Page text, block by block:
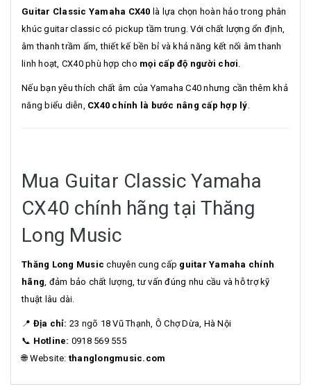
Guitar Classic Yamaha CX40 là lựa chọn hoàn hảo trong phân
khúc guitar classic có pickup tầm trung. Với chất lượng ổn định,
âm thanh trầm ấm, thiết kế bền bỉ và khả năng kết nối âm thanh
linh hoạt, CX40 phù hợp cho mọi cấp độ người chơi.
Nếu bạn yêu thích chất âm của Yamaha C40 nhưng cần thêm khả
năng biểu diễn, CX40 chính là bước nâng cấp hợp lý.
Mua Guitar Classic Yamaha
CX40 chính hãng tại Thăng
Long Music
Thăng Long Music chuyên cung cấp guitar Yamaha chính
hãng, đảm bảo chất lượng, tư vấn đúng nhu cầu và hỗ trợ kỹ
thuật lâu dài.
📍 Địa chỉ: 23 ngõ 18 Vũ Thạnh, Ô Chợ Dừa, Hà Nội
📞 Hotline: 0918 569 555
🌐 Website: thanglongmusic.com